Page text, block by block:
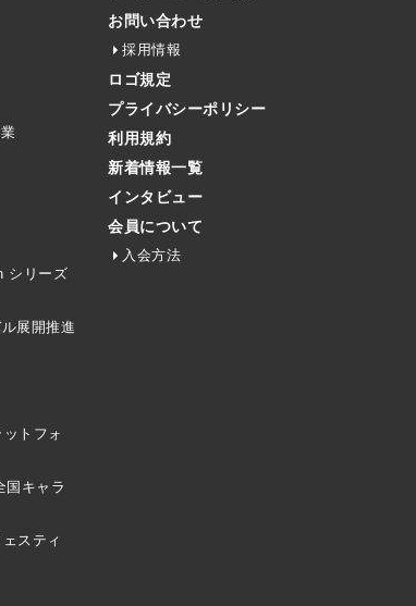
シリーズ
展開推進
トフォ
国キャラ
スティ
お問い合わせ
採用情報
ロゴ規定
プライバシーポリシー
利用規約
新着情報一覧
インタビュー
会員について
入会方法